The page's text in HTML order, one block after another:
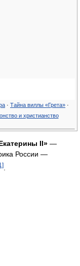
· Тайна виллы «Грета» ·
и христианство
II» —
России —